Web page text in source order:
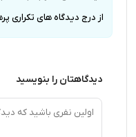
از درج دیدگاه های تکراری
دیدگاهتان را بنویسید